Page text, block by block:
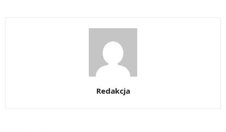
Redakcja